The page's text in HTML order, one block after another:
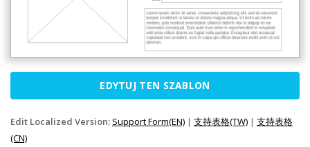
EDYTUJ TEN SZABLON
Edit Localized Version: Support Form(EN) | 支持表格(TW) | 支持表格
(CN)